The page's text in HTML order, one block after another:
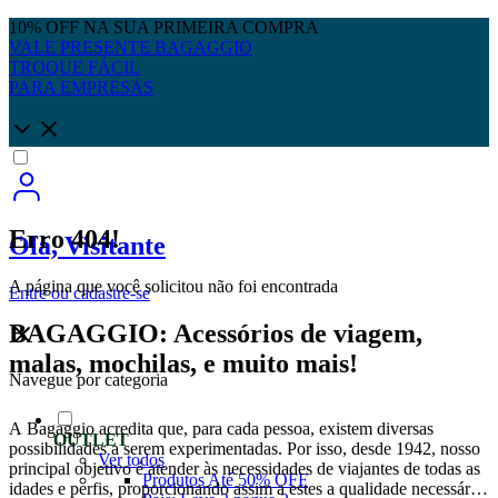
10% OFF NA SUA PRIMEIRA COMPRA
VALE PRESENTE BAGAGGIO
TROQUE FÁCIL
PARA EMPRESAS
Olá, Visitante
Entreou cadastre-se
Navegue por categoria
OUTLET
Ver todos
Produtos Até 50% OFF
Erro 404!
A página que você solicitou não foi encontrada
BAGAGGIO: Acessórios de viagem,
malas, mochilas, e muito mais!
A Bagaggio acredita que, para cada pessoa, existem diversas
possibilidades a serem experimentadas. Por isso, desde 1942, nosso
principal objetivo é atender às necessidades de viajantes de todas as
idades e perfis, proporcionando assim a estes a qualidade necessária